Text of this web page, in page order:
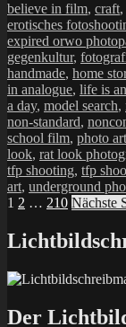
believe in film, craft,
erotisches
expired orwo
gegenkultur,
handmade, home
in analogue, life is
a day, model search,
non-standard,
school film, photo art
look, rat look
tfp shooting, tfp
art, underground
der
Beiträge
Seite
1 Seite
2 … Seite
210 Nächste
Der